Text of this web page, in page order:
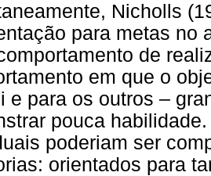
Nicholls
para metas no
de
em que o
e para os outros –
pouca
poderiam ser
orientados para